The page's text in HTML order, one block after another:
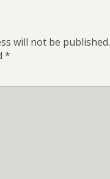
will not be published.
*